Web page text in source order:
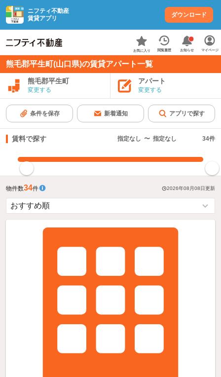
ニフティ不動産
賃貸アプリ
ダウンロード
お気に入り 閲覧履歴 お知らせ マイページ
熊毛郡平生町(山口県)の賃貸アパート一覧
熊毛郡平生町
変更する
アパート
変更する
条件を保存 新着通知 アプリで探す
賃料で探す 指定なし 〜 指定なし 34件
物件数34件 2026年08月08日更新